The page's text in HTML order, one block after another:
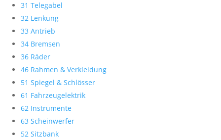
31 Telegabel
32 Lenkung
33 Antrieb
34 Bremsen
36 Räder
46 Rahmen & Verkleidung
51 Spiegel & Schlösser
61 Fahrzeugelektrik
62 Instrumente
63 Scheinwerfer
52 Sitzbank